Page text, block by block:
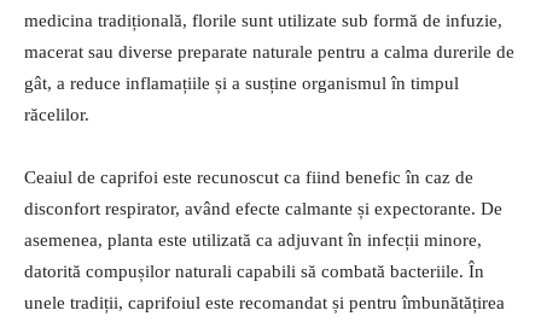
medicina tradițională, florile sunt utilizate sub formă de infuzie,
macerat sau diverse preparate naturale pentru a calma durerile de
gât, a reduce inflamațiile și a susține organismul în timpul
răcelilor.
Ceaiul de caprifoi este recunoscut ca fiind benefic în caz de
disconfort respirator, având efecte calmante și expectorante. De
asemenea, planta este utilizată ca adjuvant în infecții minore,
datorită compușilor naturali capabili să combată bacteriile. În
unele tradiții, caprifoiul este recomandat și pentru îmbunătățirea